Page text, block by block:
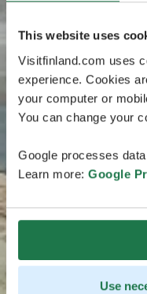
This website uses
Visitfinland.com uses
experience. Cookies
your computer or
You can change your
Google processes
Learn more: Google
Use